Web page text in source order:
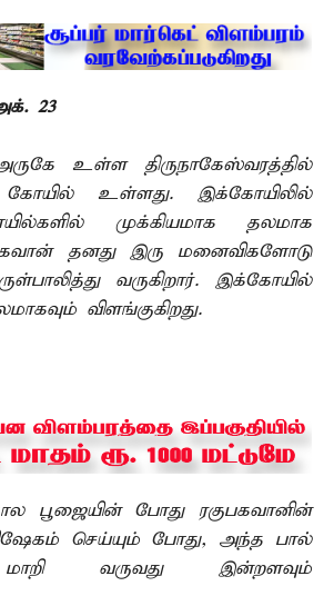
23 –
உள்ள திருநாகேஸ்வரத்தில்
கோயில் உள்ளது. இக்கோயிலில்
முக்கியமாக தலமாக
தனது இரு மனைவிகளோடு
வருகிறார். இக்கோயில்
விளங்குகிறது.
பூஜையின் போது ரகுபகவானின்
செய்யும் போது, அந்த பால்
வருவது இன்றளவும்